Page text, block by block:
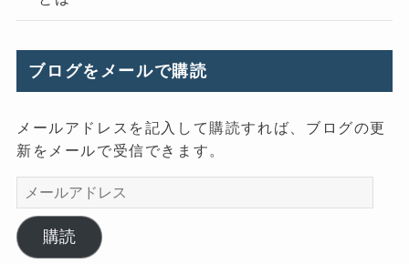
ブログをメールで購読
メールアドレスを記入して購読すれば、ブログの更
新をメールで受信できます。
ー
ル
ア
購読